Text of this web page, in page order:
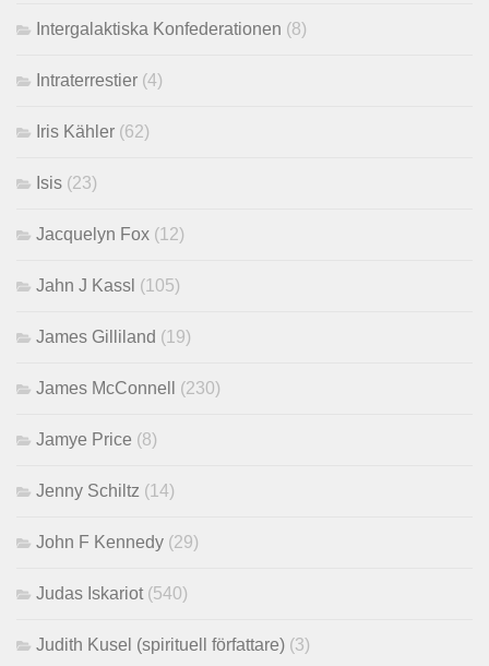
Intergalaktiska Konfederationen (8)
Intraterrestier (4)
Iris Kähler (62)
Isis (23)
Jacquelyn Fox (12)
Jahn J Kassl (105)
James Gilliland (19)
James McConnell (230)
Jamye Price (8)
Jenny Schiltz (14)
John F Kennedy (29)
Judas Iskariot (540)
Judith Kusel (spirituell författare) (3)